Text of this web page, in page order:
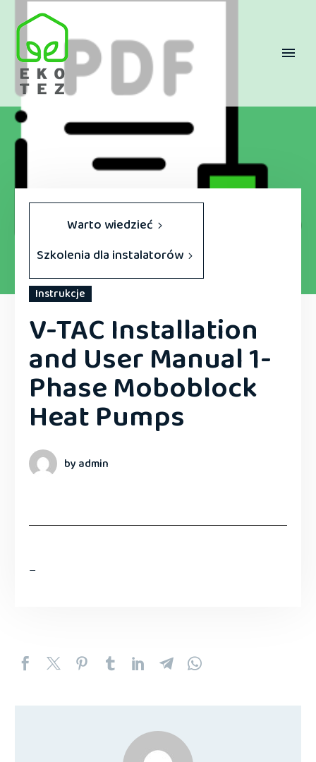
Warto wiedzieć
Szkolenia dla instalatorów
Instrukcje
V-TAC Installation
and User Manual 1-
Phase Moboblock
Heat Pumps
by admin
–